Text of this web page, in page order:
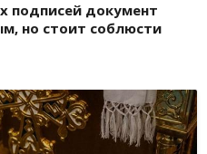
подписей документ
но стоит соблюсти